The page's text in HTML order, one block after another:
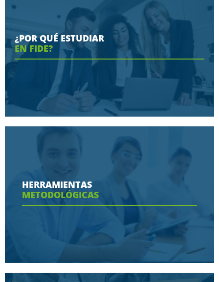
¿POR QUÉ ESTUDIAR
EN FIDE?
Conoce aquí las razones porque nos eligen
Ver más
HERRAMIENTAS
METODOLÓGICAS